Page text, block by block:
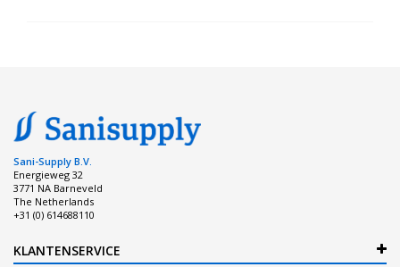
Sani-Supply B.V.
Energieweg 32
3771 NA Barneveld
The Netherlands
+31 (0) 614688110
KLANTENSERVICE